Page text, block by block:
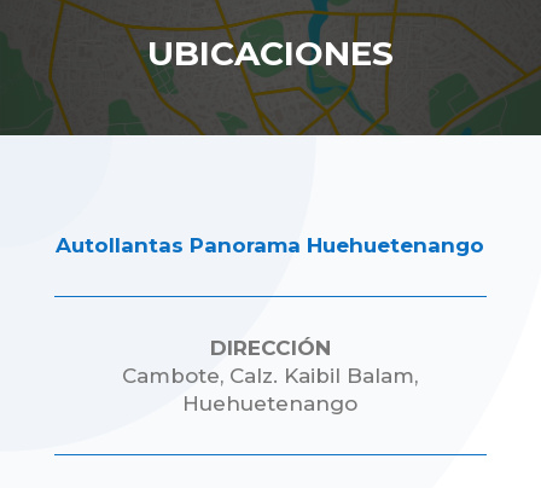
UBICACIONES
Autollantas Panorama Huehuetenango
DIRECCIÓN
Cambote, Calz. Kaibil Balam,
Huehuetenango